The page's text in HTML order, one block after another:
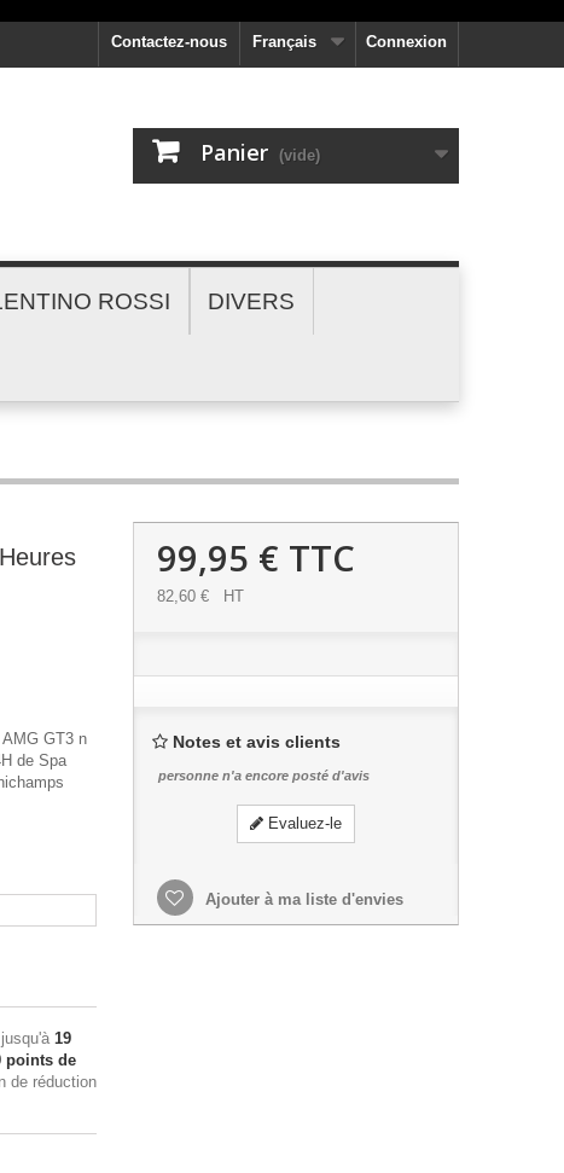
Connexion
Français
Contactez-nous
Panier (vide)
ROSSI DIVERS
GT3 n
de Spa
19
points de
de réduction
99,95 € TTC
82,60 € HT
Notes et avis clients
personne n'a encore posté d'avis
Evaluez-le
Ajouter à ma liste d'envies